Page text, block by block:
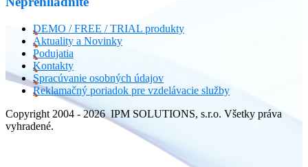
DEMO / FREE / TRIAL produkty
Aktuality a Novinky
Podujatia
Kontakty
Spracúvanie osobných údajov
Reklamačný poriadok pre vzdelávacie služby
Copyright 2004 - 2026 IPM SOLUTIONS, s.r.o. Všetky práva
vyhradené.